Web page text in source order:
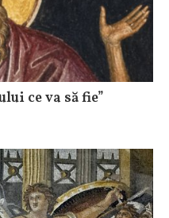
ce va să fie”